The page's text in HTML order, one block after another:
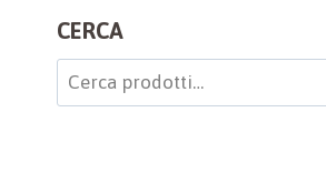
CERCA
Cerca: